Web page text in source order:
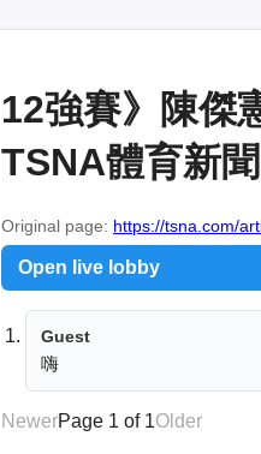
12強賽》陳
TSNA體育新
Original page: https://tsna.com/
Open live lobby
Guest
嗨
NewerPage 1 of 1Older